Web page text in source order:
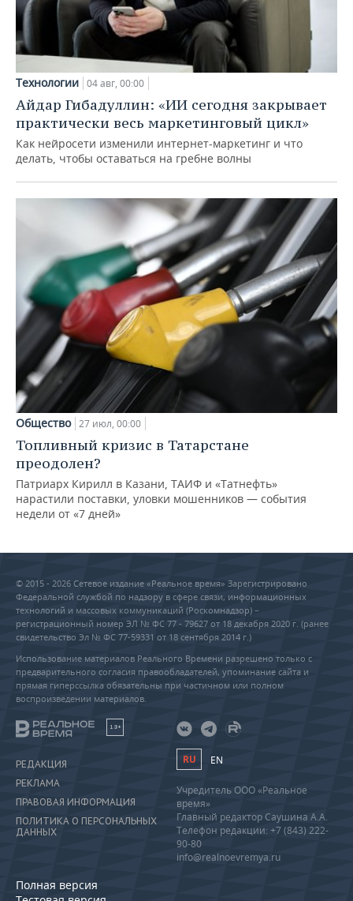
Технологии 04 авг, 00:00
Айдар Гибадуллин: «ИИ сегодня закрывает
практически весь маркетинговый цикл»
Как нейросети изменили интернет-маркетинг и что
делать, чтобы оставаться на гребне волны
Общество 27 июл, 00:00
Топливный кризис в Татарстане
преодолен?
Патриарх Кирилл в Казани, ТАИФ и «Татнефть»
нарастили поставки, уловки мошенников — события
недели от «7 дней»
© 2015 - 2026 Сетевое издание «Реальное время» Зарегистрировано
Федеральной службой по надзору в сфере связи, информационных
технологий и массовых коммуникаций (Роскомнадзор) –
регистрационный номер ЭЛ № ФС 77 - 79627 от 18 декабря 2020 г. (ранее
свидетельство Эл № ФС 77-59331 от 18 сентября 2014 г.)
Использование материалов Реального Времени разрешено только с
предварительного согласия правообладателей, упоминание сайта и
прямая гиперссылка обязательны при частичном или полном
воспроизведении материалов.
18+
РЕДАКЦИЯ
РЕКЛАМА
ПРАВОВАЯ ИНФОРМАЦИЯ
ПОЛИТИКА О ПЕРСОНАЛЬНЫХ
ДАННЫХ
Полная версия
RU EN
Учредитель ООО «Реальное
время»
Главный редактор Саушина А.А.
Телефон редакции: +7 (843) 222-
90-80
info@realnoevremya.ru